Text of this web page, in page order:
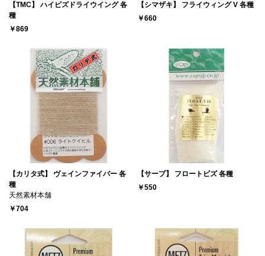
【TMC】 ハイビズドライウイング 各
種
￥869
【シマザキ】 フライウィング V 各種
￥660
【カリタ式】 ヴェインファイバー 各
種
天然素材本舗
￥704
【サープ】 フロートビズ 各種
￥550